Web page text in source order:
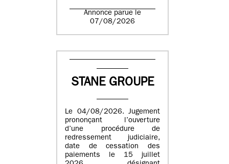
Annonce parue le
07/08/2026
STANE GROUPE
Le 04/08/2026. Jugement
prononçant l’ouverture
d’une procédure de
redressement judiciaire,
date de cessation des
paiements le 15 juillet